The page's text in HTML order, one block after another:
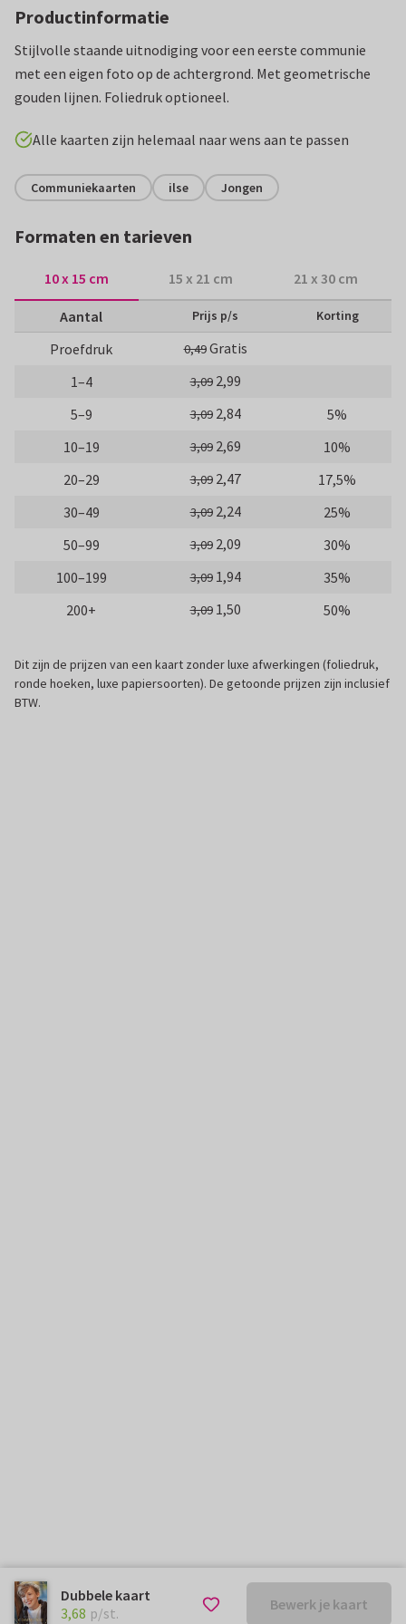
Productinformatie
Stijlvolle staande uitnodiging voor een eerste communie
met een eigen foto op de achtergrond. Met geometrische
gouden lijnen. Foliedruk optioneel.
Alle kaarten zijn helemaal naar wens aan te passen
Communiekaarten ilse Jongen
Formaten en tarieven
10 x 15 cm 15 x 21 cm 21 x 30 cm
Aantal Prijs p/s Korting
Proefdruk 0,49Gratis
1–4
3,09 2,99
5–9
3,09 2,84
5%
10–19
3,09 2,69
10%
20–29
3,09 2,47
17,5%
30–49
3,09 2,24
25%
50–99
3,09 2,09
30%
100–199
3,09 1,94
35%
200+
3,09 1,50 50%
Dit zijn de prijzen van een kaart zonder luxe afwerkingen (foliedruk,
ronde hoeken, luxe papiersoorten). De getoonde prijzen zijn inclusief
BTW.
Dubbele kaart
€ 3,68 p/st.
3,68 p/st. Bewerk je kaart